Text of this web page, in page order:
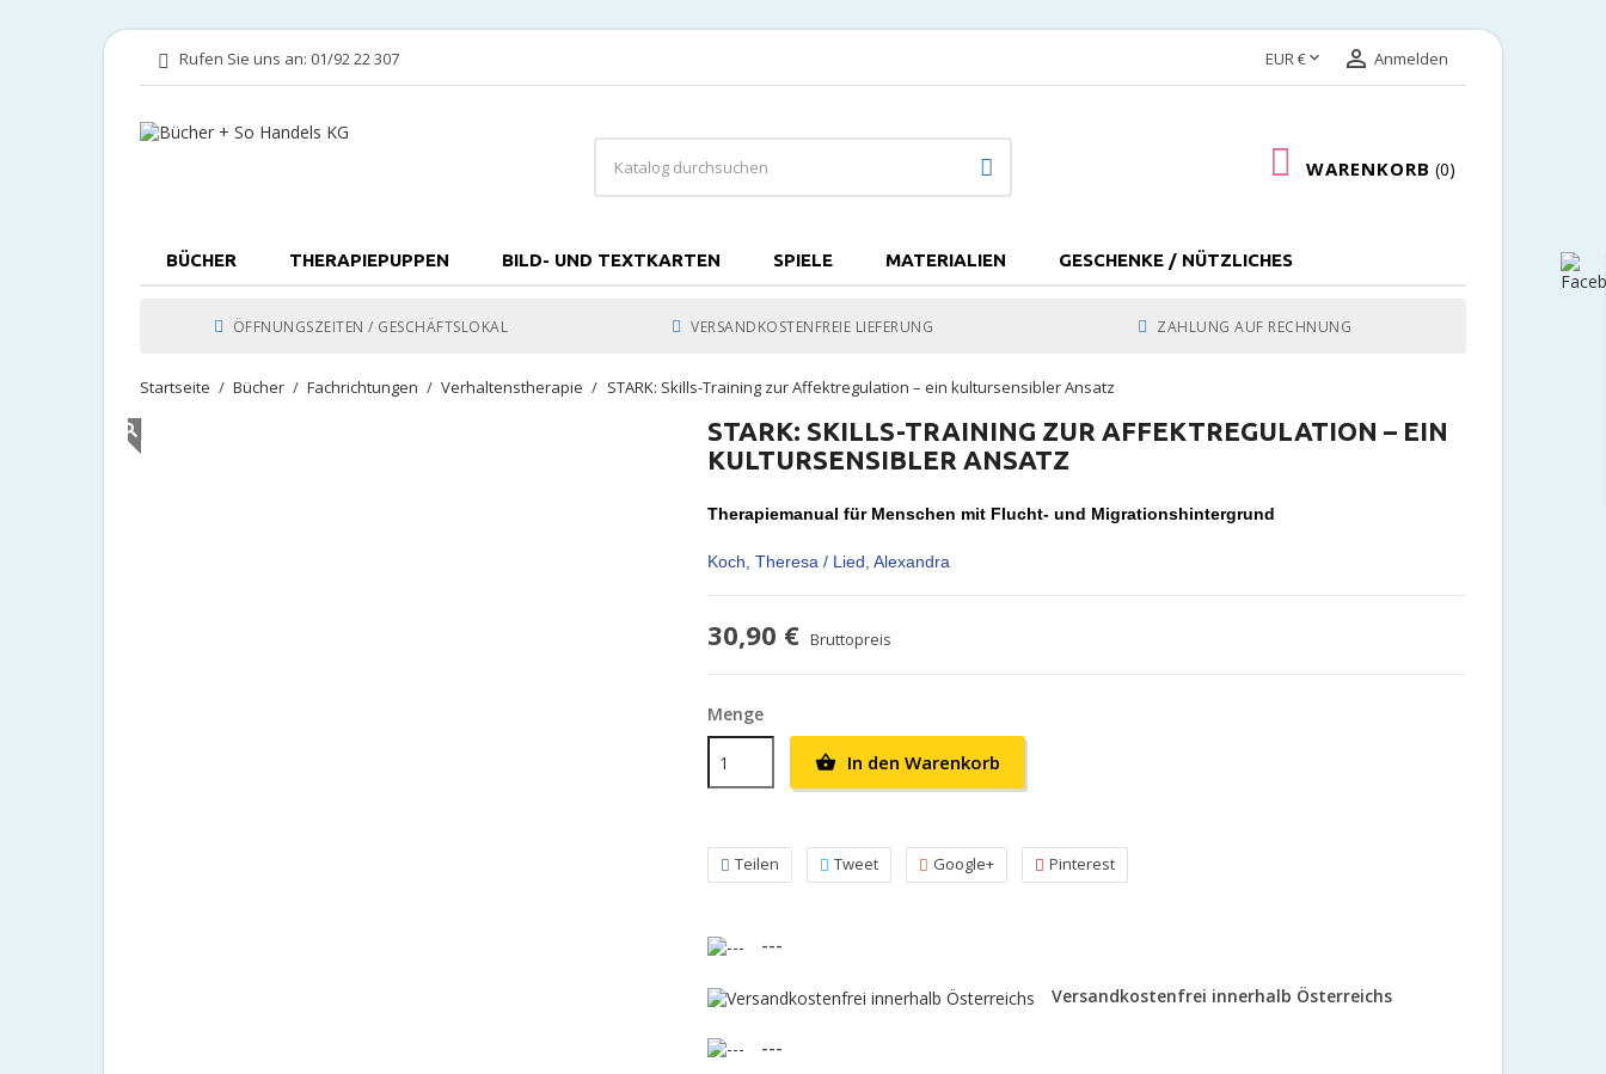
Rufen Sie uns an: 01/92 22 307 EUR €  Anmelden
WARENKORB 0
BÜCHER THERAPIEPUPPEN BILD- UND TEXTKARTEN SPIELE MATERIALIEN GESCHENKE / NÜTZLICHES
ÖFFNUNGSZEITEN / GESCHÄFTSLOKAL VERSANDKOSTENFREIE LIEFERUNG ZAHLUNG AUF RECHNUNG
Startseite Bücher Fachrichtungen Verhaltenstherapie STARK: Skills-Training zur Affektregulation – ein kultursensibler Ansatz
STARK: SKILLS-TRAINING ZUR AFFEKTREGULATION – EIN
KULTURSENSIBLER ANSATZ
Therapiemanual für Menschen mit Flucht- und Migrationshintergrund
Koch, Theresa / Lied, Alexandra
30,90 € Bruttopreis
Menge
 In den Warenkorb
Teilen Tweet Google+ Pinterest
---
Versandkostenfrei innerhalb Österreichs
---